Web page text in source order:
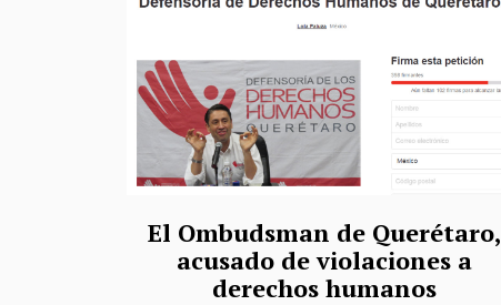
El Ombudsman de Querétaro,
acusado de violaciones a
derechos humanos